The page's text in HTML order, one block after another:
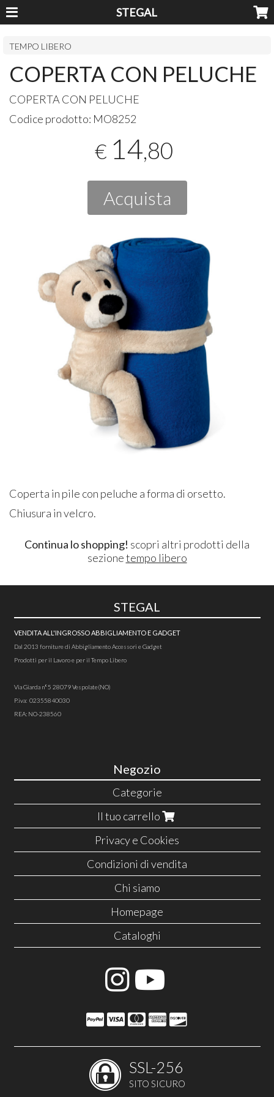
STEGAL
TEMPO LIBERO
COPERTA CON PELUCHE
COPERTA CON PELUCHE
Codice prodotto: MO8252
€ 14,80
Acquista
Coperta in pile con peluche a forma di orsetto.
Chiusura in velcro.
Continua lo shopping! scopri altri prodotti della
sezionetempo libero
STEGAL
VENDITA ALL'INGROSSO ABBIGLIAMENTO E GADGET
Dal 2013 forniture di Abbigliamento Accessori e Gadget
Prodotti per il Lavoro e per il Tempo Libero
Via Giarda n°5 28079 Vespolate(NO)
P.iva: 02355840030
REA: NO-238560
Negozio
Categorie
Il tuo carrello
Privacy e Cookies
Condizioni di vendita
Chi siamo
Homepage
Cataloghi
SSL-256
SITO SICURO